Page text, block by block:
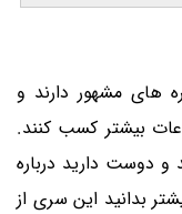
های مشهور دارند و
بیشتر کسب کنند.
و دوست دارید درباره
بدانید این سری از